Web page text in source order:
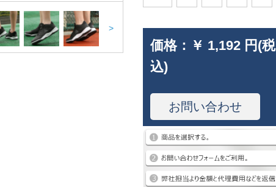
>
価格： ￥ 1,192 円(税
込)
お問い合わせ